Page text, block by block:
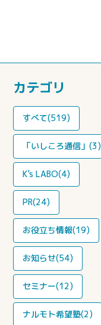
カテゴリ
すべて(519)
「いしころ通信」(3)
K's LABO(4)
PR(24)
お役立ち情報(19)
お知らせ(54)
セミナー(12)
ナルモト希望塾(2)